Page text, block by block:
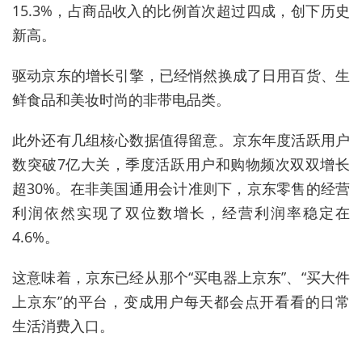
15.3%，占商品收入的比例首次超过四成，创下历史
新高。
驱动京东的增长引擎 ， 已经悄然换成了日用百货、生
鲜食品和美妆时尚的非带电品类。
此外还有几组核心数据值得留意。京东年度活跃用户
数突破7亿大关，季度活跃用户和购物频次双双增长
超30%。在非美国通用会计准则下，京东零售的经营
利润依然实现了双位数增长，经营利润率稳定在
4.6%。
这意味着， 京东已经从那个“买电器上京东”、 “买大件
上京东”的平台，变成用户每天都会点开看看的日常
生活消费入口。